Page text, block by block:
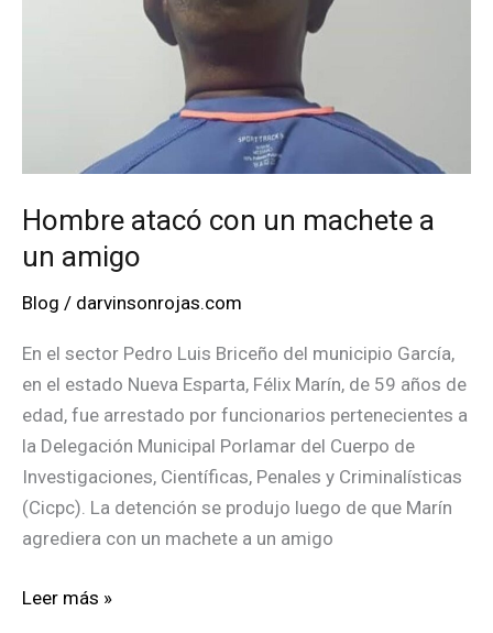
Hombre atacó con un machete a
un amigo
Blog / darvinsonrojas.com
En el sector Pedro Luis Briceño del municipio García,
en el estado Nueva Esparta, Félix Marín, de 59 años de
edad, fue arrestado por funcionarios pertenecientes a
la Delegación Municipal Porlamar del Cuerpo de
Investigaciones, Científicas, Penales y Criminalísticas
(Cicpc). La detención se produjo luego de que Marín
agrediera con un machete a un amigo
Hombre
Leer más »